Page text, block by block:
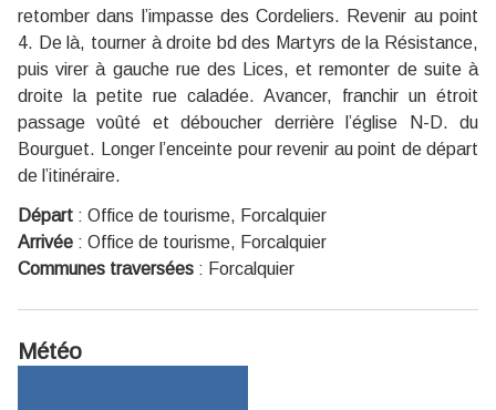
retomber dans l’impasse des Cordeliers. Revenir au point
4. De là, tourner à droite bd des Martyrs de la Résistance,
puis virer à gauche rue des Lices, et remonter de suite à
droite la petite rue caladée. Avancer, franchir un étroit
passage voûté et déboucher derrière l’église N-D. du
Bourguet. Longer l’enceinte pour revenir au point de départ
de l’itinéraire.
Départ : Office de tourisme, Forcalquier
Arrivée : Office de tourisme, Forcalquier
Communes traversées : Forcalquier
Météo